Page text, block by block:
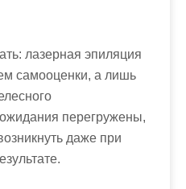
лазерная эпиляция
самооценки, а лишь
перегружены,
даже при